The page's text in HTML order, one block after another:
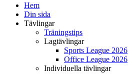
Hem
Din sida
Tävlingar
Träningstips
Lagtävlingar
Sports League 2026
Office League 2026
Individuella tävlingar